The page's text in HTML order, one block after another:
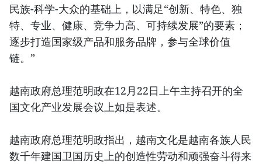
民族-科学-大众的基础上，以满足“创新、特色、独
特、专业、健康、竞争力高、可持续发展”的要素；
逐步打造国家级产品和服务品牌，参与全球价值
链。”
越南政府总理范明政在12月22日上午主持召开的全
国文化产业发展会议上如是表述。
越南政府总理范明政指出，越南文化是越南各族人民
数千年建国卫国历史上的创造性劳动和顽强奋斗得来